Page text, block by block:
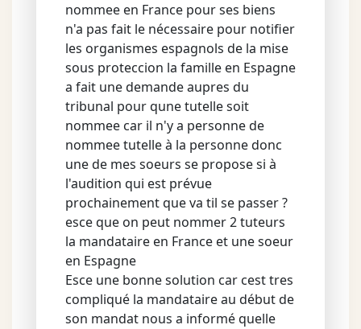
nommee en France pour ses biens
n'a pas fait le nécessaire pour notifier
les organismes espagnols de la mise
sous proteccion la famille en Espagne
a fait une demande aupres du
tribunal pour qune tutelle soit
nommee car il n'y a personne de
nommee tutelle à la personne donc
une de mes soeurs se propose si à
l'audition qui est prévue
prochainement que va til se passer ?
esce que on peut nommer 2 tuteurs
la mandataire en France et une soeur
en Espagne
Esce une bonne solution car cest tres
compliqué la mandataire au début de
son mandat nous a informé quelle